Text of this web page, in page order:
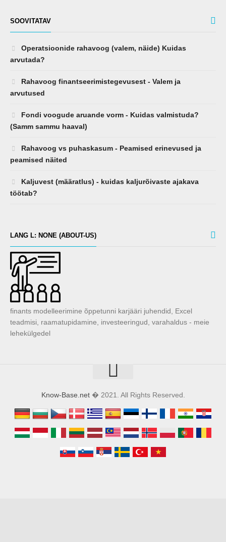
SOOVITATAV
Operatsioonide rahavoog (valem, näide) Kuidas
arvutada?
Rahavoog finantseerimistegevusest - Valem ja
arvutused
Fondi voogude aruande vorm - Kuidas valmistuda?
(Samm sammu haaval)
Rahavoog vs puhaskasum - Peamised erinevused ja
peamised näited
Kaljuvest (määratlus) - kuidas kaljurõivaste ajakava
töötab?
LANG L: NONE (ABOUT-US)
finants modelleerimine õppetunni karjääri juhendid, Excel
teadmisi, raamatupidamine, investeeringud, varahaldus - meie
lehekülgedel
Know-Base.net� 2021. All Rights Reserved.